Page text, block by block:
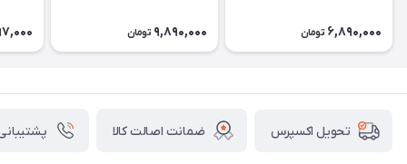
6,890,000 تومان 9,890,000 تومان
تحویل اکسپرس ضمانت اصالت کالا پشتیبانی ۲۴